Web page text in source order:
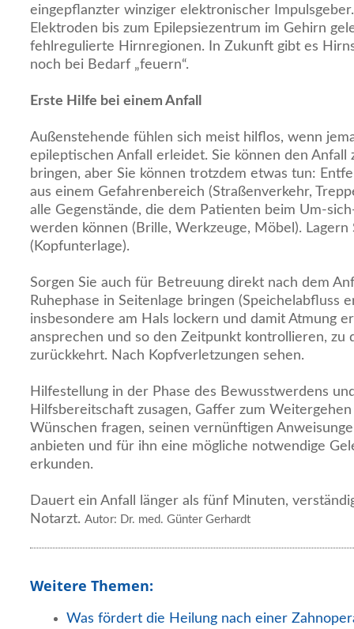
eingepflanzter winziger elektronischer
Elektroden bis zum Epilepsiezentrum im Gehirn
fehlregulierte Hirnregionen. In Zukunft gibt es
noch bei Bedarf „feuern“.
Erste Hilfe bei einem Anfall
Außenstehende fühlen sich meist hilflos, wenn
epileptischen Anfall erleidet. Sie können den Anfall
bringen, aber Sie können trotzdem etwas tun:
aus einem Gefahrenbereich (Straßenverkehr,
alle Gegenstände, die dem Patienten beim Um-
werden können (Brille, Werkzeuge, Möbel). Lagern
(Kopfunterlage).
Sorgen Sie auch für Betreuung direkt nach dem
Ruhephase in Seitenlage bringen (Speichelabfluss
insbesondere am Hals lockern und damit Atmung
ansprechen und so den Zeitpunkt kontrollieren, zu
zurückkehrt. Nach Kopfverletzungen sehen.
Hilfestellung in der Phase des Bewusstwerdens
Hilfsbereitschaft zusagen, Gaffer zum
Wünschen fragen, seinen vernünftigen
anbieten und für ihn eine mögliche notwendige
erkunden.
Dauert ein Anfall länger als fünf Minuten,
Notarzt. Autor: Dr. med. Günter Gerhardt
Weitere Themen:
Was fördert die Heilung nach einer